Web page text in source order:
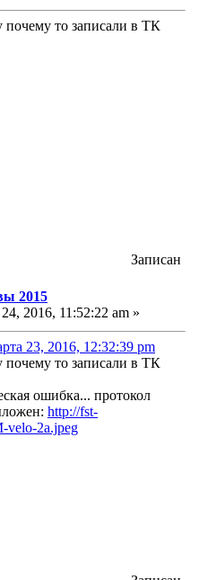
то записали в ТК
Записан
2015
2016, 11:52:22 am »
23, 2016, 12:32:39 pm
то записали в ТК
ошибка... протокол
http://fst-
velo-2a.jpeg